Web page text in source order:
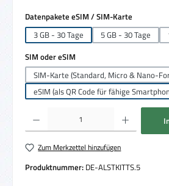
Datenpakete eSIM / SIM-Karte
3 GB - 30 Tage
5 GB - 30 Tage
SIM oder eSIM
SIM-Karte (Standard, Micro & Nano-
eSIM (als QR Code für fähige
Produkt Anzahl: Gib den gewünschten Wert ein
Zum Merkzettel hinzufügen
Produktnummer: DE-ALSTKITTS.5